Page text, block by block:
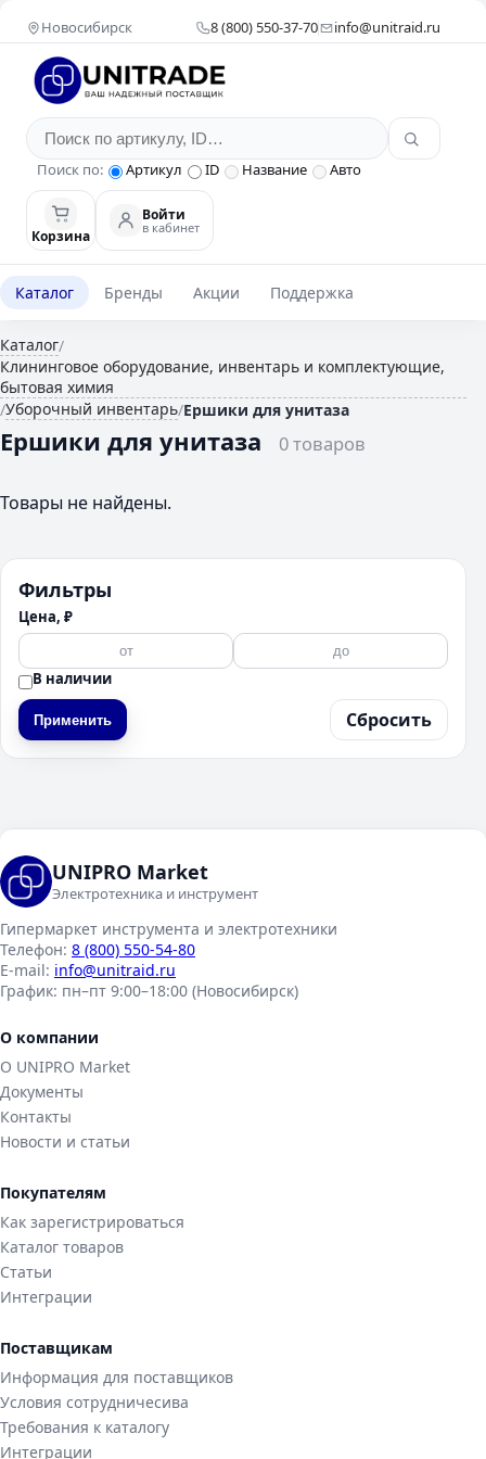
Новосибирск 8 (800) 550-37-70 info@unitraid.ru
Поиск по: Артикул ID Название Авто
Корзина
Войти
в кабинет
Каталог Бренды Акции Поддержка
Каталог/
Клининговое оборудование, инвентарь и комплектующие,
бытовая химия
/Уборочный инвентарь/Ершики для унитаза
Ершики для унитаза 0 товаров
Фильтры
Цена, ₽
В наличии
Применить Сбросить
Товары не найдены.
UNIPRO Market
Электротехника и инструмент
Гипермаркет инструмента и электротехники
Телефон: 8 (800) 550-54-80
E-mail: info@unitraid.ru
График: пн–пт 9:00–18:00 (Новосибирск)
О компании
О UNIPRO Market
Документы
Контакты
Новости и статьи
Покупателям
Как зарегистрироваться
Каталог товаров
Статьи
Интеграции
Поставщикам
Информация для поставщиков
Условия сотрудничесива
Требования к каталогу
Интеграции